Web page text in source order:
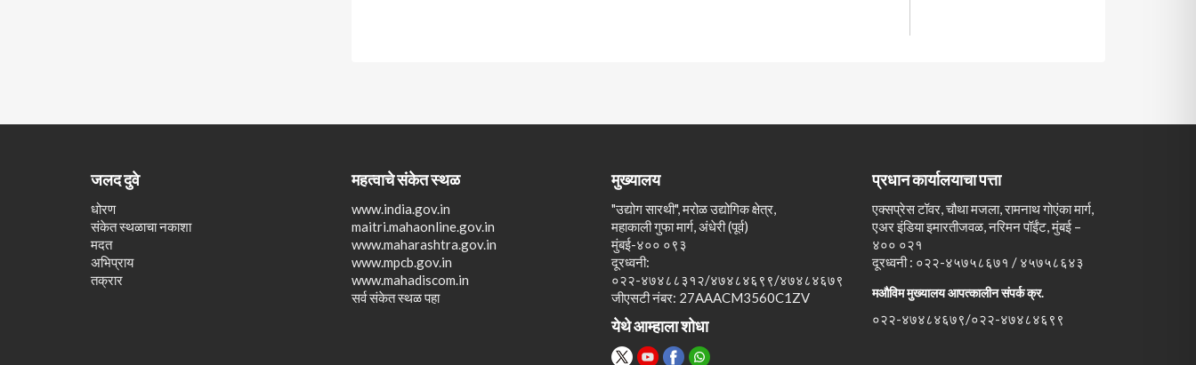
जलद दुवे
धोरण
संकेत स्थळाचा नकाशा
मदत
अभिप्राय
तक्रार
महत्वाचे संकेत स्थळ
www.india.gov.in
maitri.mahaonline.gov.in
www.maharashtra.gov.in
www.mpcb.gov.in
www.mahadiscom.in
सर्व संकेत स्थळ पहा
मुख्यालय
"उद्योग सारथी", मरोळ उद्योगिक क्षेत्र,
महाकाली गुफा मार्ग, अंधेरी (पूर्व)
मुंबई-४०० ०९३
दूरध्वनी:
०२२-४७४८८३१२/४७४८४६९९/४७४८४६७९
जीएसटी नंबर: 27AAACM3560C1ZV
येथे आम्हाला शोधा
प्रधान कार्यालयाचा पत्ता
एक्सप्रेस टॉवर, चौथा मजला, रामनाथ गोएंका मार्ग,
एअर इंडिया इमारतीजवळ, नरिमन पॉईंट, मुंबई –
४०० ०२१
दूरध्वनी : ०२२-४५७५८६७१ / ४५७५८६४३
मऔविम मुख्यालय आपत्कालीन संपर्क क्र.
०२२-४७४८४६७९/०२२-४७४८४६९९